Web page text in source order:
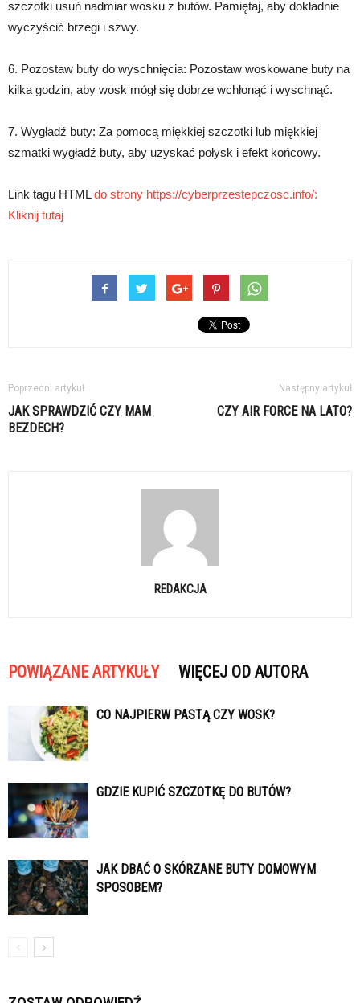
szczotki usuń nadmiar wosku z butów. Pamiętaj, aby dokładnie
wyczyścić brzegi i szwy.
6. Pozostaw buty do wyschnięcia: Pozostaw woskowane buty na
kilka godzin, aby wosk mógł się dobrze wchłonąć i wyschnąć.
7. Wygładź buty: Za pomocą miękkiej szczotki lub miękkiej
szmatki wygładź buty, aby uzyskać połysk i efekt końcowy.
Link tagu HTMLdo strony https://cyberprzestepczosc.info/:
Kliknij tutaj
Poprzedni artykuł
JAK SPRAWDZIĆ CZY MAM
BEZDECH?
Następny artykuł
CZY AIR FORCE NA LATO?
REDAKCJA
POWIĄZANE ARTYKUŁY WIĘCEJ OD AUTORA
CO NAJPIERW PASTĄ CZY WOSK?
GDZIE KUPIĆ SZCZOTKĘ DO BUTÓW?
JAK DBAĆ O SKÓRZANE BUTY DOMOWYM
SPOSOBEM?